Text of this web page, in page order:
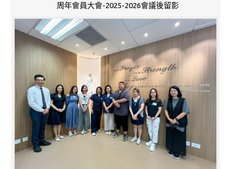
周年會員大會-2025-2026會議後留影